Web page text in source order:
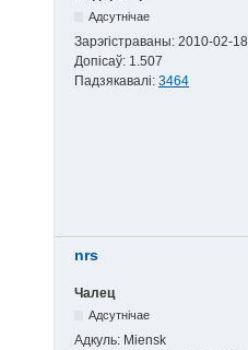
Адсутнічае
Зарэгістраваны: 2010-02-18
Допісаў: 1.507
Падзякавалі: 3464
nrs
Чалец
Адсутнічае
Адкуль: Miensk